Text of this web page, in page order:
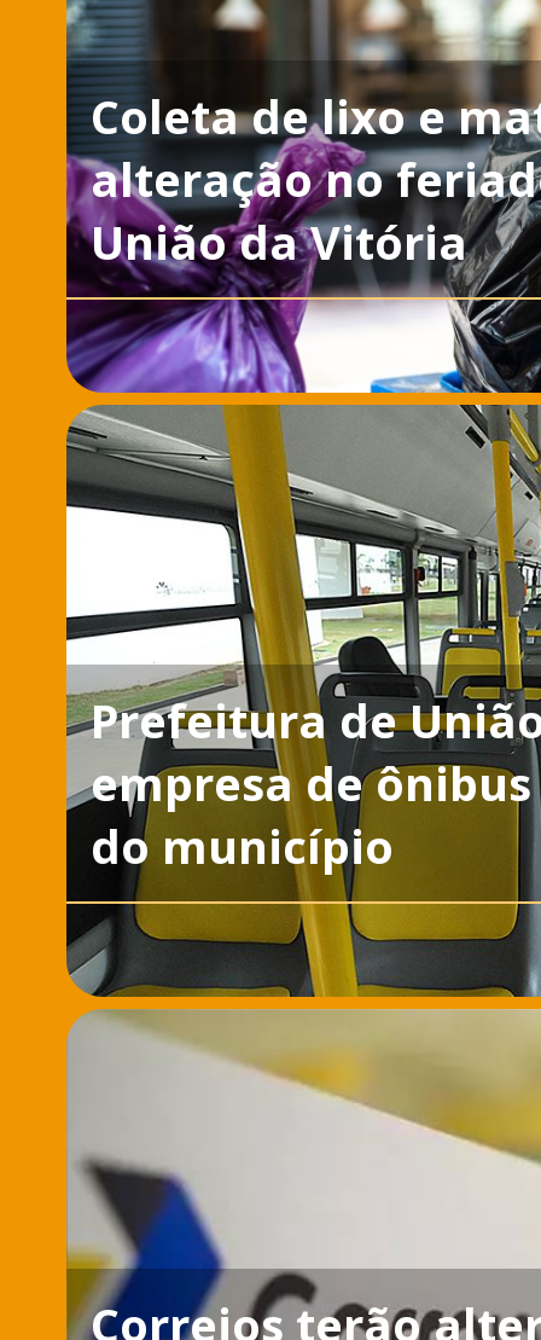
Coleta de lixo e
alteração no
União da Vitória
Prefeitura de
empresa de
do município
Correios terão